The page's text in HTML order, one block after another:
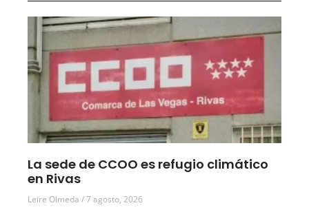
La sede de CCOO es refugio climático
en Rivas
Leire Olmeda 7 agosto, 2026